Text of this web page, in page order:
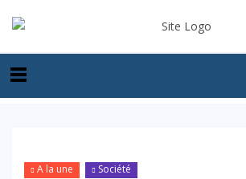
A la une Société